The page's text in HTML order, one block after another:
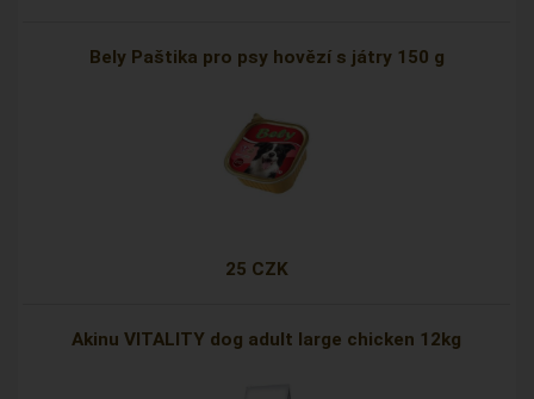
Bely Paštika pro psy hovězí s játry 150 g
25 CZK
Akinu VITALITY dog adult large chicken 12kg